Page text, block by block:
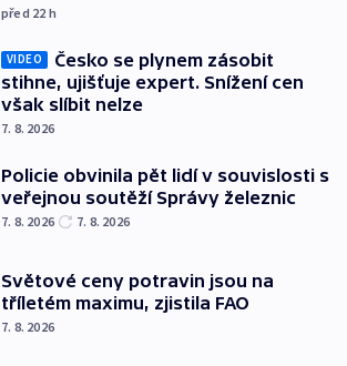
před 22 h
VIDEO
Česko se plynem zásobit
stihne, ujišťuje expert. Snížení cen
však slíbit nelze
7. 8. 2026
Policie obvinila pět lidí v souvislosti s
veřejnou soutěží Správy železnic
7. 8. 2026 7. 8. 2026
Světové ceny potravin jsou na
tříletém maximu, zjistila FAO
7. 8. 2026